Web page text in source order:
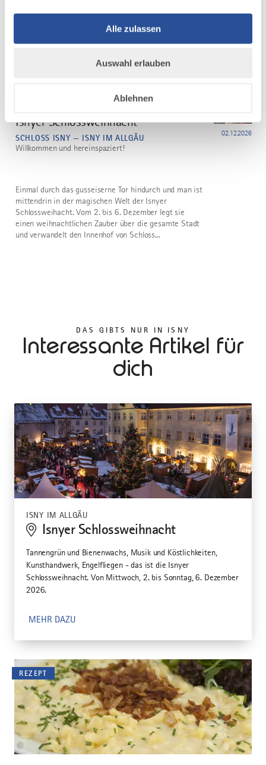
Alle zulassen
Auswahl erlauben
Ablehnen
sich Angebot und Programm: Saisonale Kulinarik trifft
Isnyer Schlossweihnacht
SCHLOSS ISNY — ISNY IM ALLGÄU 02.12.2026
Willkommen und hereinspaziert!
Einmal durch das gusseiserne Tor hindurch und man ist
mittendrin in der magischen Welt der Isnyer
Schlossweihacht. Vom 2. bis 6. Dezember legt sie
einen weihnachtlichen Zauber über die gesamte Stadt
und verwandelt den Innenhof von Schloss...
DAS GIBTS NUR IN ISNY
Interessante Artikel für
dich
©
ISNY IM ALLGÄU
Isnyer Schlossweihnacht
Tannengrün und Bienenwachs, Musik und Köstlichkeiten,
Kunsthandwerk, Engelfliegen - das ist die Isnyer
Schlossweihnacht. Von Mittwoch, 2. bis Sonntag, 6. Dezember
2026.
MEHR DAZU
REZEPT
©